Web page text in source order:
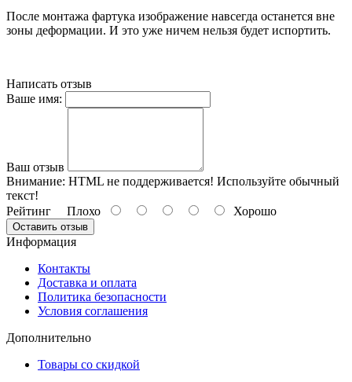
После монтажа фартука изображение навсегда останется вне
зоны деформации. И это уже ничем нельзя будет испортить.
Написать отзыв
Ваше имя:
Ваш отзыв
Внимание: HTML не поддерживается! Используйте обычный
текст!
Рейтинг Плохо Хорошо
Оставить отзыв
Информация
Контакты
Доставка и оплата
Политика безопасности
Условия соглашения
Дополнительно
Товары со скидкой